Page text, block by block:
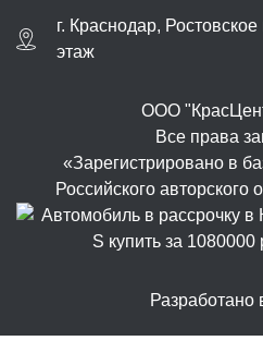
г. Краснодар,
этаж
ООО
Все права
«Зарегистрировано в
Российского
Разработано